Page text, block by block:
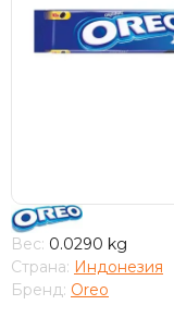
Вес: 0.0290 kg
Страна: Индонезия
Бренд: Oreo